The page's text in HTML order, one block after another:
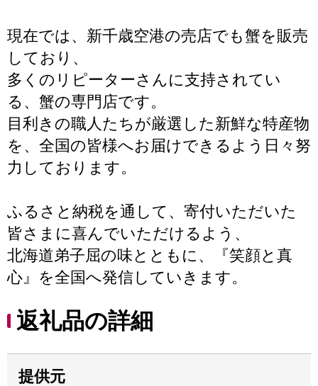
現在では、新千歳空港の売店でも蟹を販売
しており、
多くのリピーターさんに支持されてい
る、蟹の専門店です。
目利きの職人たちが厳選した新鮮な特産物
を、全国の皆様へお届けできるよう日々努
力しております。
ふるさと納税を通して、寄付いただいた
皆さまに喜んでいただけるよう、
北海道弟子屈の味とともに、『笑顔と真
心』を全国へ発信していきます。
返礼品の詳細
提供元